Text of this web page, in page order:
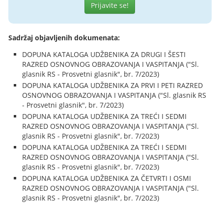
Prijavite se!
Sadržaj objavljenih dokumenata:
DOPUNA KATALOGA UDŽBENIKA ZA DRUGI I ŠESTI
RAZRED OSNOVNOG OBRAZOVANJA I VASPITANJA ("Sl.
glasnik RS - Prosvetni glasnik", br. 7/2023)
DOPUNA KATALOGA UDŽBENIKA ZA PRVI I PETI RAZRED
OSNOVNOG OBRAZOVANJA I VASPITANJA ("Sl. glasnik RS
- Prosvetni glasnik", br. 7/2023)
DOPUNA KATALOGA UDŽBENIKA ZA TREĆI I SEDMI
RAZRED OSNOVNOG OBRAZOVANJA I VASPITANJA ("Sl.
glasnik RS - Prosvetni glasnik", br. 7/2023)
DOPUNA KATALOGA UDŽBENIKA ZA TREĆI I SEDMI
RAZRED OSNOVNOG OBRAZOVANJA I VASPITANJA ("Sl.
glasnik RS - Prosvetni glasnik", br. 7/2023)
DOPUNA KATALOGA UDŽBENIKA ZA ČETVRTI I OSMI
RAZRED OSNOVNOG OBRAZOVANJA I VASPITANJA ("Sl.
glasnik RS - Prosvetni glasnik", br. 7/2023)